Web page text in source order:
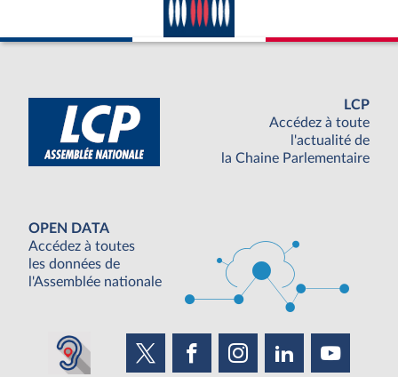
LCP
Accédez à toute
l'actualité de
la Chaine Parlementaire
OPEN DATA
Accédez à toutes
les données de
l'Assemblée nationale